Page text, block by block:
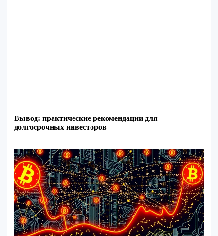
Вывод: практические рекомендации для
долгосрочных инвесторов